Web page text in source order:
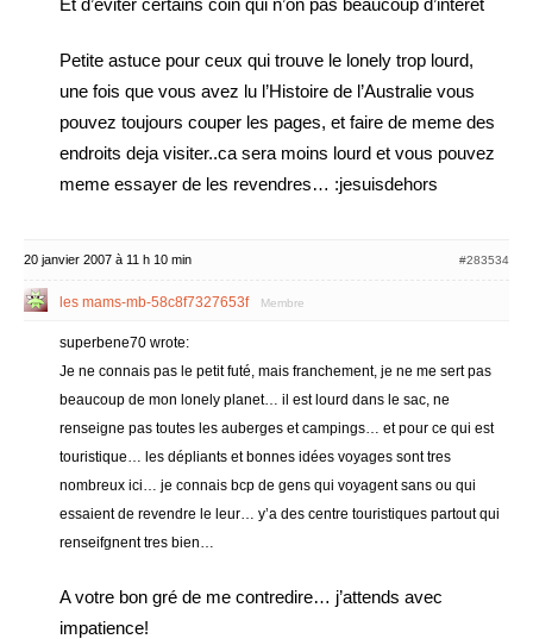
Et d’eviter certains coin qui n’on pas beaucoup d’interet
Petite astuce pour ceux qui trouve le lonely trop lourd,
une fois que vous avez lu l’Histoire de l’Australie vous
pouvez toujours couper les pages, et faire de meme des
endroits deja visiter..ca sera moins lourd et vous pouvez
meme essayer de les revendres… :jesuisdehors
20 janvier 2007 à 11 h 10 min #283534
les mams-mb-58c8f7327653f Membre
superbene70 wrote:
Je ne connais pas le petit futé, mais franchement, je ne me sert pas
beaucoup de mon lonely planet… il est lourd dans le sac, ne
renseigne pas toutes les auberges et campings… et pour ce qui est
touristique… les dépliants et bonnes idées voyages sont tres
nombreux ici… je connais bcp de gens qui voyagent sans ou qui
essaient de revendre le leur… y’a des centre touristiques partout qui
renseifgnent tres bien…
A votre bon gré de me contredire… j’attends avec
impatience!